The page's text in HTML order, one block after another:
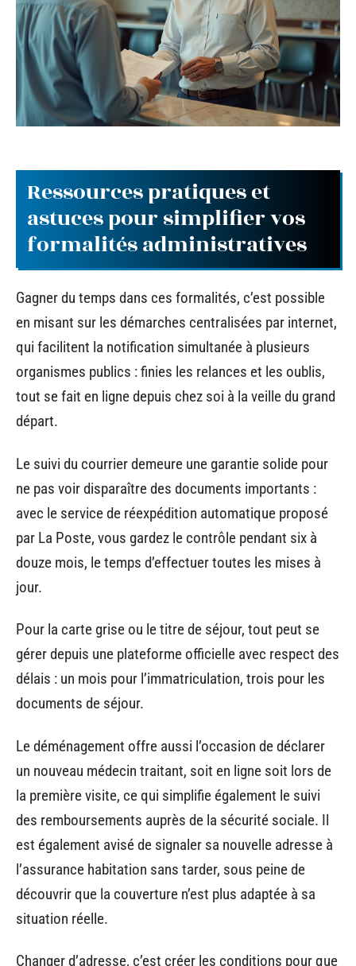
Ressources pratiques et
astuces pour simplifier vos
formalités administratives
Gagner du temps dans ces formalités, c’est possible
en misant sur les démarches centralisées par internet,
qui facilitent la notification simultanée à plusieurs
organismes publics : finies les relances et les oublis,
tout se fait en ligne depuis chez soi à la veille du grand
départ.
Le suivi du courrier demeure une garantie solide pour
ne pas voir disparaître des documents importants :
avec le service de réexpédition automatique proposé
par La Poste, vous gardez le contrôle pendant six à
douze mois, le temps d’effectuer toutes les mises à
jour.
Pour la carte grise ou le titre de séjour, tout peut se
gérer depuis une plateforme officielle avec respect des
délais : un mois pour l’immatriculation, trois pour les
documents de séjour.
Le déménagement offre aussi l’occasion de déclarer
un nouveau médecin traitant, soit en ligne soit lors de
la première visite, ce qui simplifie également le suivi
des remboursements auprès de la sécurité sociale. Il
est également avisé de signaler sa nouvelle adresse à
l’assurance habitation sans tarder, sous peine de
découvrir que la couverture n’est plus adaptée à sa
situation réelle.
Changer d’adresse, c’est créer les conditions pour que